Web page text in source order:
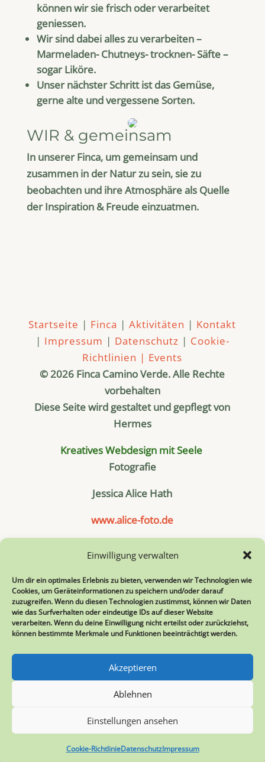
Einwilligung verwalten
Um dir ein optimales Erlebnis zu bieten, verwenden wir Technologien wie
Cookies, um Geräteinformationen zu speichern und/oder darauf
zuzugreifen. Wenn du diesen Technologien zustimmst, können wir Daten
wie das Surfverhalten oder eindeutige IDs auf dieser Website
verarbeiten. Wenn du deine Einwilligung nicht erteilst oder zurückziehst,
können bestimmte Merkmale und Funktionen beeinträchtigt werden.
Akzeptieren
Ablehnen
Einstellungen ansehen
Cookie-RichtlinieDatenschutzImpressum
können wir sie frisch oder verarbeitet
geniessen.
Wir sind dabei alles zu verarbeiten –
Marmeladen- Chutneys- trocknen- Säfte –
sogar Liköre.
Unser nächster Schritt ist das Gemüse,
gerne alte und vergessene Sorten.
WIR & gemeinsam
In unserer Finca, um gemeinsam und
zusammen in der Natur zu sein, sie zu
beobachten und ihre Atmosphäre als Quelle
der Inspiration & Freude einzuatmen.
Startseite | Finca |Aktivitäten | Kontakt
| Impressum | Datenschutz | Cookie-
Richtlinien | Events
© 2026 Finca Camino Verde. Alle Rechte
vorbehalten
Diese Seite wird gestaltet und gepflegt von
Hermes
Kreatives Webdesign mit Seele
Fotografie
Jessica Alice Hath
www.alice-foto.de